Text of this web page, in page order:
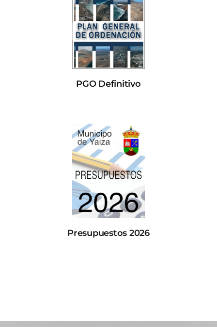
PGO Definitivo
Presupuestos 2026